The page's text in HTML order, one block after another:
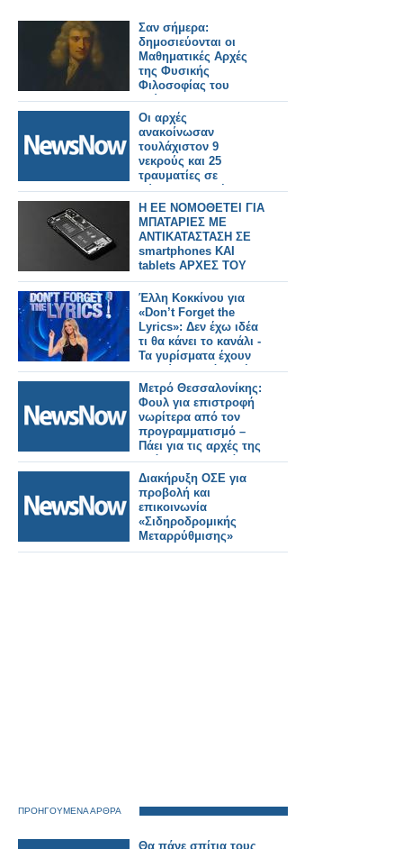
Σαν σήμερα:
δημοσιεύονται οι
Μαθηματικές Αρχές
της Φυσικής
Φιλοσοφίας του
Νεύτωνα
Οι αρχές
ανακοίνωσαν
τουλάχιστον 9
νεκρούς και 25
τραυματίες σε
σύγκρουση τρένου
και λεωφορείου στη
Ζιμπάμπουε.
Η ΕΕ ΝΟΜΟΘΕΤΕΙ ΓΙΑ
ΜΠΑΤΑΡΙΕΣ ΜΕ
ΑΝΤΙΚΑΤΑΣΤΑΣΗ ΣΕ
smartphones ΚΑΙ
tablets ΑΡΧΕΣ ΤΟΥ
32027
Έλλη Κοκκίνου για
«Don’t Forget the
Lyrics»: Δεν έχω ιδέα
τι θα κάνει το κανάλι -
Τα γυρίσματα έχουν
τελειώσει από αρχές
Σεπτεμβρίου...
Μετρό Θεσσαλονίκης:
Φουλ για επιστροφή
νωρίτερα από τον
προγραμματισμό –
Πάει για τις αρχές της
επόμενης εβδομάδας
το άνοιγμα
Διακήρυξη ΟΣΕ για
προβολή και
επικοινωνία
«Σιδηροδρομικής
Μεταρρύθμισης»
ΠΡΟΗΓΟΥΜΕΝΑ ΑΡΘΡΑ
Θα πάνε σπίτια τους